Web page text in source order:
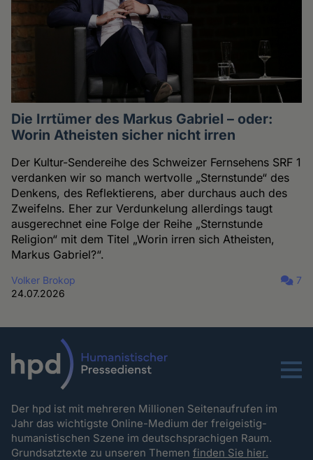
Die Irrtümer des Markus Gabriel – oder:
Worin Atheisten sicher nicht irren
Der Kultur-Sendereihe des Schweizer Fernsehens SRF 1
verdanken wir so manch wertvolle „Sternstunde“ des
Denkens, des Reflektierens, aber durchaus auch des
Zweifelns. Eher zur Verdunkelung allerdings taugt
ausgerechnet eine Folge der Reihe „Sternstunde
Religion“ mit dem Titel „Worin irren sich Atheisten,
Markus Gabriel?“.
Volker Brokop
24.07.2026
7
Menu
Der hpd ist mit mehreren Millionen Seitenaufrufen im
Jahr das wichtigste Online-Medium der freigeistig-
humanistischen Szene im deutschsprachigen Raum.
Grundsatztexte zu unseren Themenfinden Sie hier.